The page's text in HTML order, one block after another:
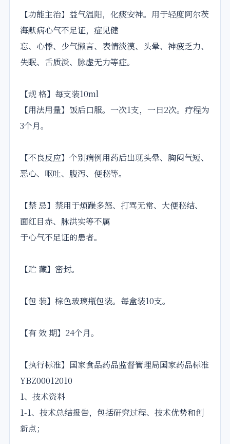
【功能主治】益气温阳，化痰安神。用于轻度阿尔茨
海默病心气不足证，症见健
忘、心悸、少气懒言、表情淡漠、头晕、神疲乏力、
失眠、舌质淡、脉虚无力等症。
【规 格】每支装10ml
【用法用量】饭后口服。一次1支，一日2次。疗程为
3个月。
【不良反应】个别病例用药后出现头晕、胸闷气短、
恶心、呕吐、腹泻、便秘等。
【禁 忌】禁用于烦躁多怒、打骂无常、大便秘结、
面红目赤、脉洪实等不属
于心气不足证的患者。
【贮 藏】密封。
【包 装】棕色玻璃瓶包装。每盒装10支。
【有 效 期】24个月。
【执行标准】国家食品药品监督管理局国家药品标准
YBZ00012010
1、技术资料
1-1、技术总结报告，包括研究过程、技术优势和创
新点；